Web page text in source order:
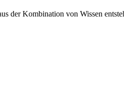
der Kombination von Wissen